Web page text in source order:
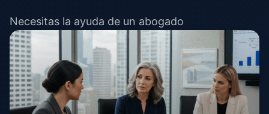
Necesitas la ayuda de un abogado